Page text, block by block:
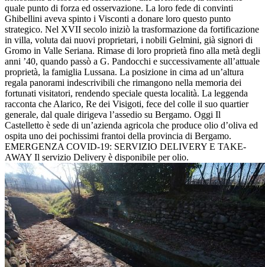
quale punto di forza ed osservazione. La loro fede di convinti
Ghibellini aveva spinto i Visconti a donare loro questo punto
strategico. Nel XVII secolo iniziò la trasformazione da fortificazione
in villa, voluta dai nuovi proprietari, i nobili Gelmini, già signori di
Gromo in Valle Seriana. Rimase di loro proprietà fino alla metà degli
anni ’40, quando passò a G. Pandocchi e successivamente all’attuale
proprietà, la famiglia Lussana. La posizione in cima ad un’altura
regala panorami indescrivibili che rimangono nella memoria dei
fortunati visitatori, rendendo speciale questa località. La leggenda
racconta che Alarico, Re dei Visigoti, fece del colle il suo quartier
generale, dal quale dirigeva l’assedio su Bergamo. Oggi Il
Castelletto è sede di un’azienda agricola che produce olio d’oliva ed
ospita uno dei pochissimi frantoi della provincia di Bergamo.
EMERGENZA COVID-19: SERVIZIO DELIVERY E TAKE-
AWAY Il servizio Delivery è disponibile per olio.